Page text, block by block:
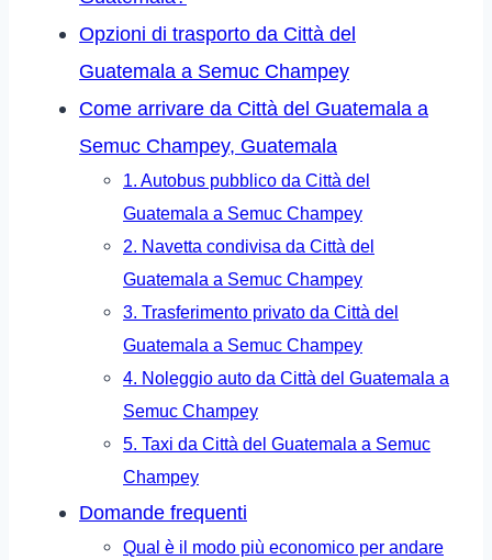
Opzioni di trasporto da Città del
Guatemala a Semuc Champey
Come arrivare da Città del Guatemala a
Semuc Champey, Guatemala
1. Autobus pubblico da Città del
Guatemala a Semuc Champey
2. Navetta condivisa da Città del
Guatemala a Semuc Champey
3. Trasferimento privato da Città del
Guatemala a Semuc Champey
4. Noleggio auto da Città del Guatemala a
Semuc Champey
5. Taxi da Città del Guatemala a Semuc
Champey
Domande frequenti
Qual è il modo più economico per andare